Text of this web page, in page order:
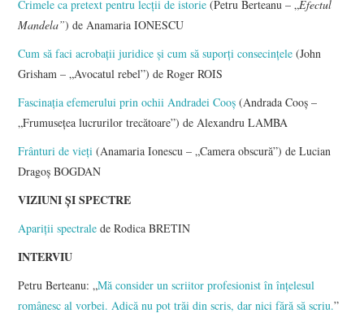
Crimele ca pretext pentru lecții de istorie (Petru Berteanu – „Efectul
Mandela”) de Anamaria IONESCU
Cum să faci acrobaţii juridice şi cum să suporţi consecinţele (John
Grisham – „Avocatul rebel”) de Roger ROIS
Fascinația efemerului prin ochii Andradei Cooș (Andrada Cooș –
„Frumusețea lucrurilor trecătoare”) de Alexandru LAMBA
Frânturi de vieți (Anamaria Ionescu – „Camera obscură”) de Lucian
Dragoș BOGDAN
VIZIUNI ȘI SPECTRE
Apariţii spectrale de Rodica BRETIN
INTERVIU
Petru Berteanu: „Mă consider un scriitor profesionist în înţelesul
românesc al vorbei. Adică nu pot trăi din scris, dar nici fără să scriu.”